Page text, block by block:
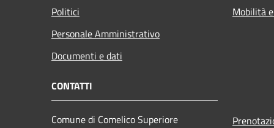
Politici
Personale Amministrativo
Documenti e dati
Mobilità
CONTATTI
Comune di Comelico Superiore